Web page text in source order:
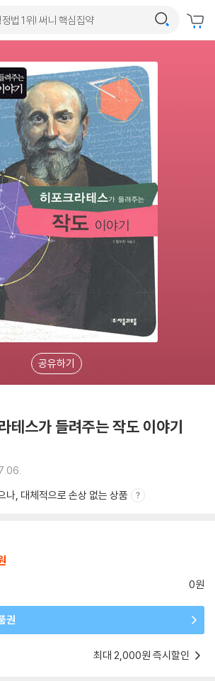
공유하기
테스가 들려주는 작도 이야기
나, 대체적으로 손상 없는 상품
0원
권
최대 2,000원 즉시할인